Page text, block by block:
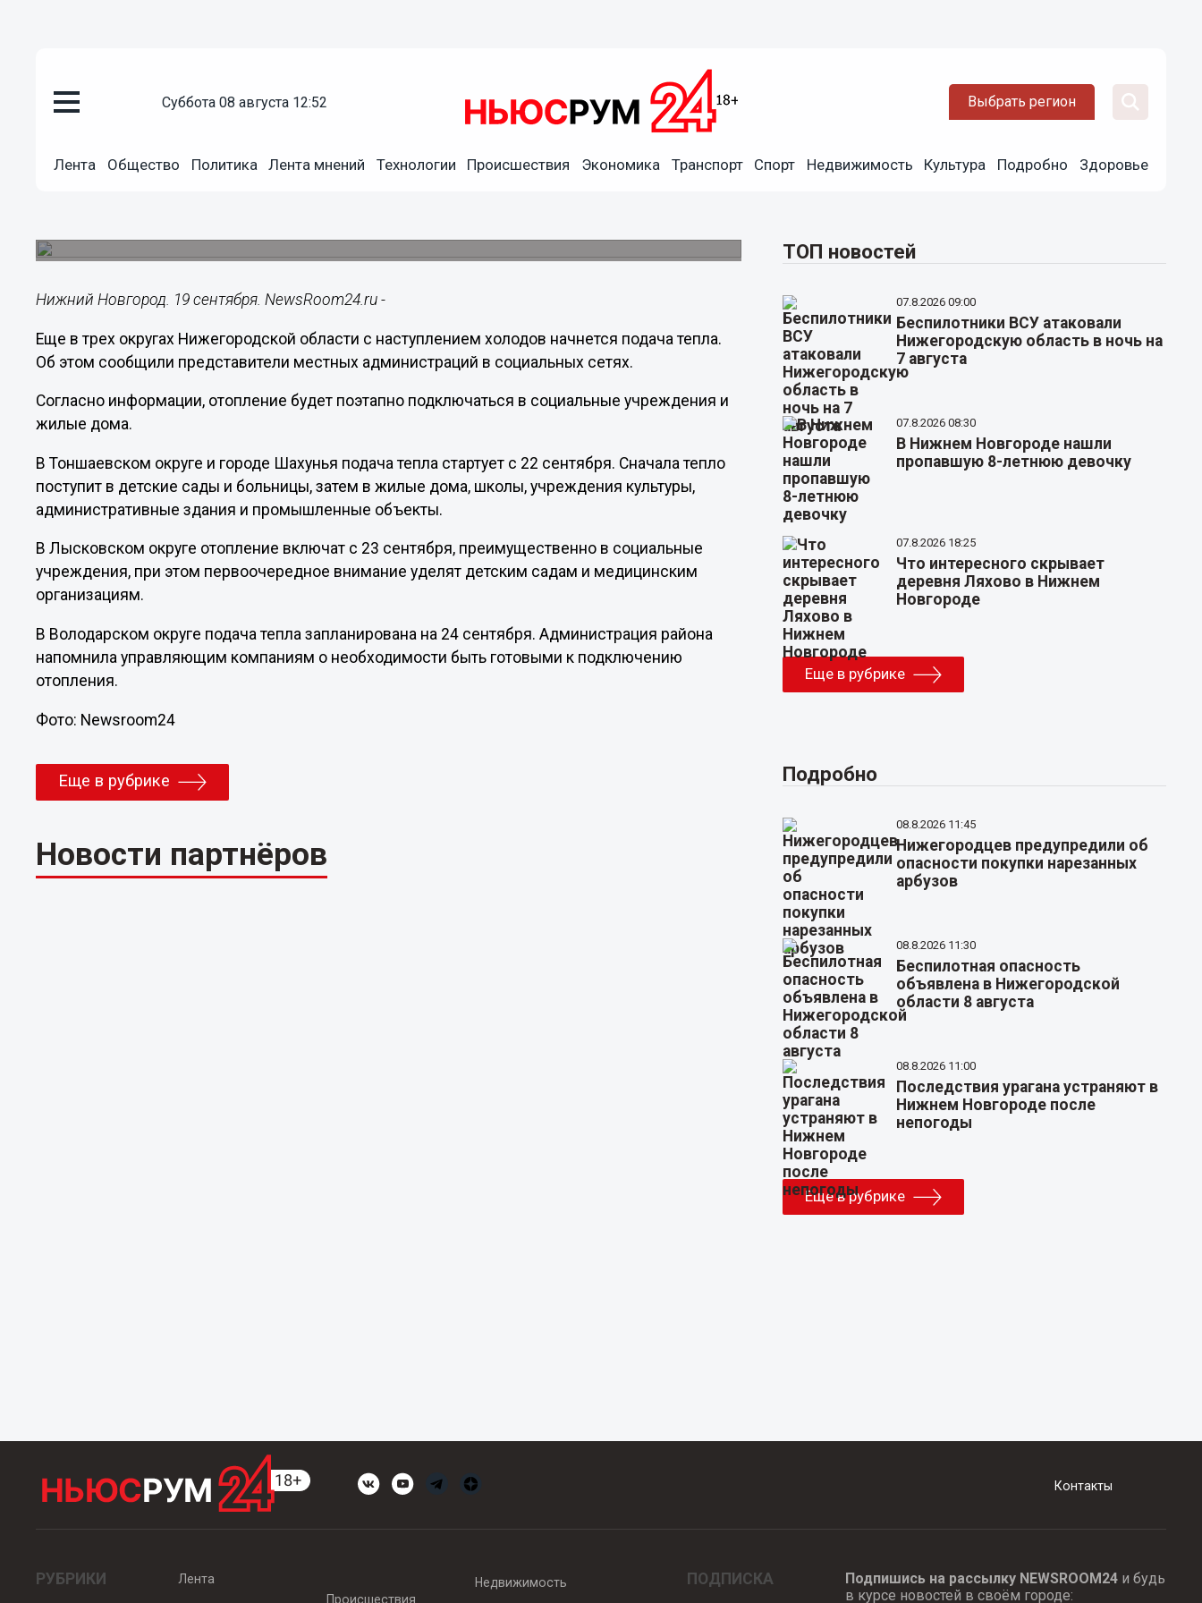
суббота 08 августа 12:52 Выбрать регион
Лента Общество Политика Лента мнений Технологии Происшествия Экономика Транспорт Спорт Недвижимость Культура Подробно Здоровье
Отопление еще в трех округах Нижегородской области
Нижний Новгород. 19 сентября. NewsRoom24.ru -
Еще в трех округах Нижегородской области с наступлением холодов начнется подача тепла.
Об этом сообщили представители местных администраций в социальных сетях.
Согласно информации, отопление будет поэтапно подключаться в социальные учреждения и
жилые дома.
В Тоншаевском округе и городе Шахунья подача тепла стартует с 22 сентября. Сначала тепло
поступит в детские сады и больницы, затем в жилые дома, школы, учреждения культуры,
административные здания и промышленные объекты.
В Лысковском округе отопление включат с 23 сентября, преимущественно в социальные
учреждения, при этом первоочередное внимание уделят детским садам и медицинским
организациям.
В Володарском округе подача тепла запланирована на 24 сентября. Администрация района
напомнила управляющим компаниям о необходимости быть готовыми к подключению
отопления.
Фото: Newsroom24
Еще в рубрике
Новости партнёров
ТОП новостей
07.8.2026 09:00
Беспилотники ВСУ атаковали
Нижегородскую область в ночь на
7 августа
07.8.2026 08:30
В Нижнем Новгороде нашли
пропавшую 8-летнюю девочку
07.8.2026 18:25
Что интересного скрывает
деревня Ляхово в Нижнем
Новгороде
Еще в рубрике
Подробно
08.8.2026 11:45
Нижегородцев предупредили об
опасности покупки нарезанных
арбузов
08.8.2026 11:30
Беспилотная опасность
объявлена в Нижегородской
области 8 августа
08.8.2026 11:00
Последствия урагана устраняют в
Нижнем Новгороде после
непогоды
Еще в рубрике
Контакты
РУБРИКИ
Лента
Происшествия
Недвижимость ПОДПИСКА Подпишись на рассылку NEWSROOM24и будь
в курсе новостей в своём городе: